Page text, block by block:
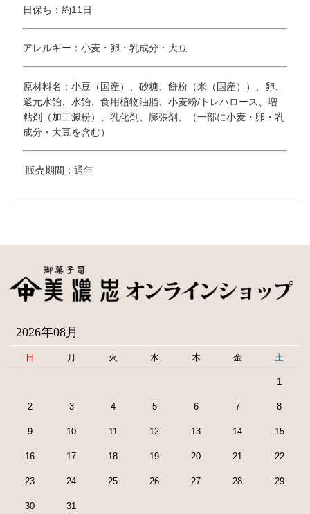
日保ち：約11日
アレルギー：小麦・卵・乳成分・大豆
原材料名：小豆（国産）、砂糖、餅粉（米（国産））、卵、
還元水飴、水飴、食用植物油脂、小麦粉/トレハロース、増
粘剤（加工澱粉）、乳化剤、膨張剤、（一部に小麦・卵・乳
成分・大豆を含む）
販売期間：通年
2026年08月
日 月 火 水 木 金 土
1
2 3 4 5 6 7 8
9 10 11 12 13 14 15
16 17 18 19 20 21 22
23 24 25 26 27 28 29
30 31